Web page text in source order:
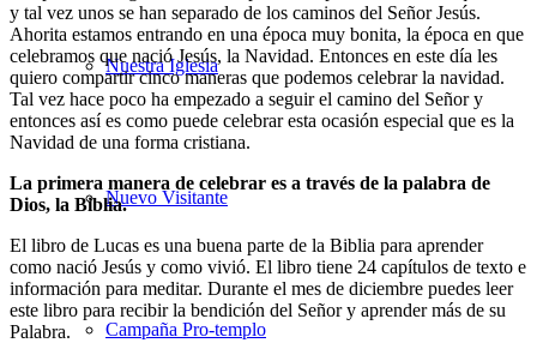
Nuestra Iglesia
Nuevo Visitante
Campaña Pro-templo
y tal vez unos se han separado de los caminos del Señor Jesús.
Ahorita estamos entrando en una época muy bonita, la época en que
celebramos que nació Jesús, la Navidad. Entonces en este día les
quiero compartir cinco maneras que podemos celebrar la navidad.
Tal vez hace poco ha empezado a seguir el camino del Señor y
entonces así es como puede celebrar esta ocasión especial que es la
Navidad de una forma cristiana.
La primera manera de celebrar es a través de la palabra de
Dios, la Biblia.
El libro de Lucas es una buena parte de la Biblia para aprender
como nació Jesús y como vivió. El libro tiene 24 capítulos de texto e
información para meditar. Durante el mes de diciembre puedes leer
este libro para recibir la bendición del Señor y aprender más de su
Palabra.